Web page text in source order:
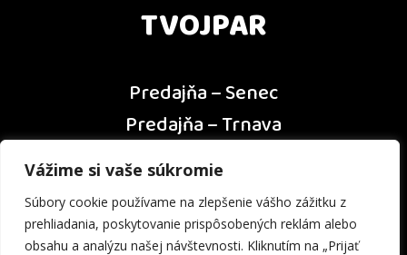
Vážime si vaše súkromie
Súbory cookie používame na zlepšenie vášho zážitku z
prehliadania, poskytovanie prispôsobených reklám alebo
obsahu a analýzu našej návštevnosti. Kliknutím na „Prijať
TVOJPAR
Predajňa – Senec
Predajňa – Trnava
Predajňa – Dunajská Streda
Predajňa – Nitra
Kontakt